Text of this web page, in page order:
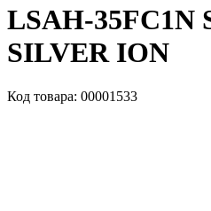
LSAH-35FC1N
SILVER ION
Код товара: 00001533